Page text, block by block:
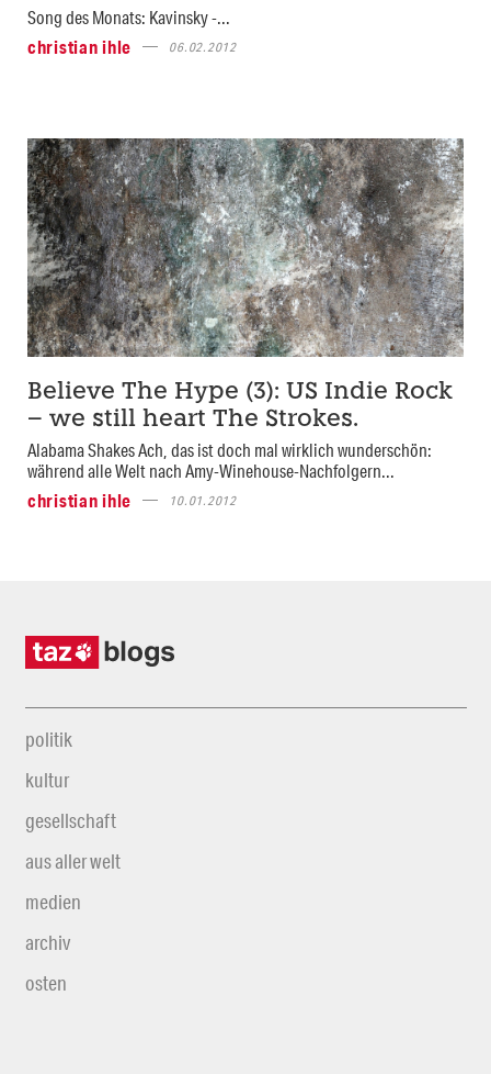
Song des Monats: Kavinsky -...
christian ihle
06.02.2012
Believe The Hype (3): US Indie Rock
– we still heart The Strokes.
Alabama Shakes Ach, das ist doch mal wirklich wunderschön:
während alle Welt nach Amy-Winehouse-Nachfolgern...
christian ihle
10.01.2012
politik
kultur
gesellschaft
aus aller welt
medien
archiv
osten